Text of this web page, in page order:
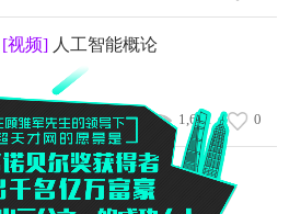
[视频]人工智能概论
9个月前 1,601 0
[视频]比尔盖茨谈人工智能